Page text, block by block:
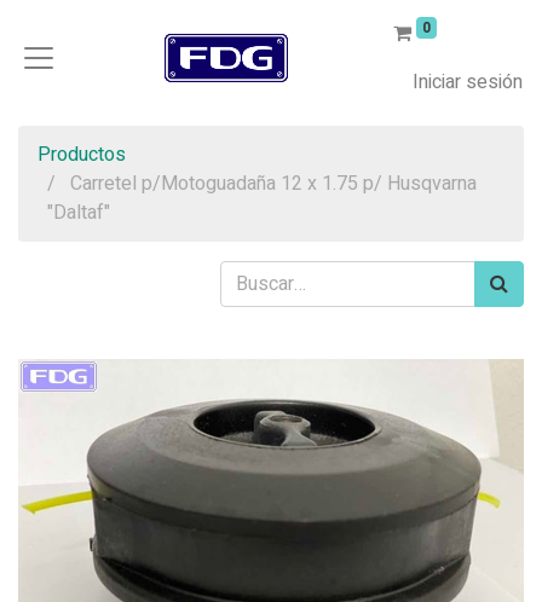
0
Iniciar sesión
Productos
Carretel p/Motoguadaña 12 x 1.75 p/ Husqvarna
"Daltaf"